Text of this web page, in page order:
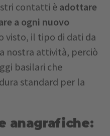
contatti è adottare
a ogni nuovo
visto, il tipo di dati da
nostra attività, perciò
basilari che
standard per la
anagrafiche: